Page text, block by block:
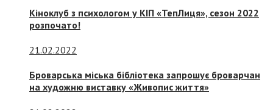
Кіноклуб з психологом у КІП «ТепЛиця», сезон 2022
розпочато!
21.02.2022
Броварська міська бібліотека запрошує броварчан
на художню виставку «Живопис життя»